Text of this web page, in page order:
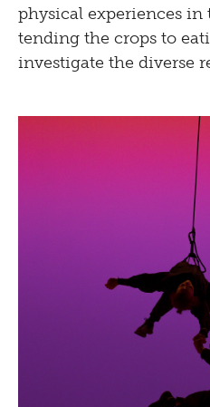
physical experiences
tending the crops to
investigate the diverse